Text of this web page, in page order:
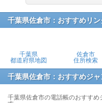
千葉県佐倉市：おすすめリン
千葉県
都道府県地図
佐倉市
住所検索
千葉県佐倉市：おすすめジャ
千葉県佐倉市の電話帳のおすすめ